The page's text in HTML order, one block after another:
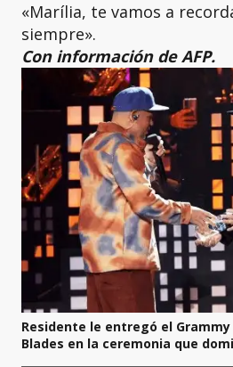
«Marília, te vamos a
siempre».
Con información de AFP.
Residente le entregó el
Blades en la ceremonia que